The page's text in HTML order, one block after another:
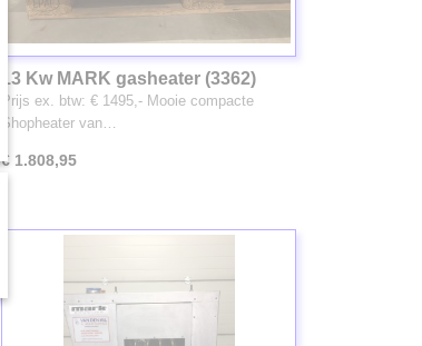
13 Kw MARK gasheater (3362)
Prijs ex. btw: € 1495,- Mooie compacte
Shopheater van…
€ 1.808,95